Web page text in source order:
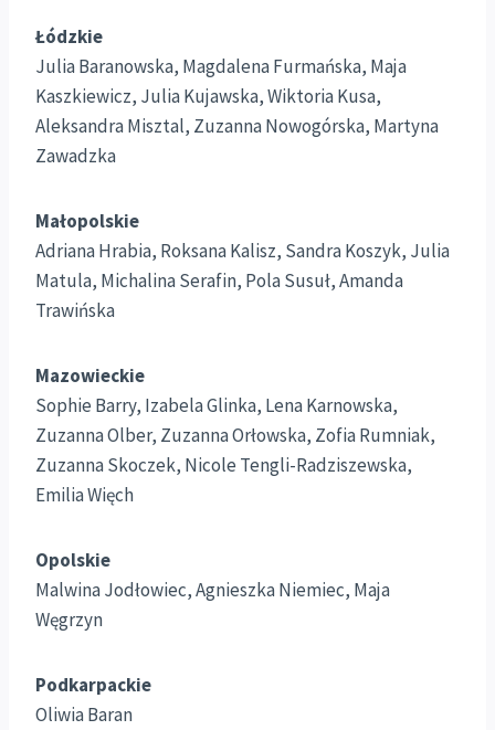
Łódzkie
Julia Baranowska, Magdalena Furmańska, Maja
Kaszkiewicz, Julia Kujawska, Wiktoria Kusa,
Aleksandra Misztal, Zuzanna Nowogórska, Martyna
Zawadzka
Małopolskie
Adriana Hrabia, Roksana Kalisz, Sandra Koszyk, Julia
Matula, Michalina Serafin, Pola Susuł, Amanda
Trawińska
Mazowieckie
Sophie Barry, Izabela Glinka, Lena Karnowska,
Zuzanna Olber, Zuzanna Orłowska, Zofia Rumniak,
Zuzanna Skoczek, Nicole Tengli-Radziszewska,
Emilia Więch
Opolskie
Malwina Jodłowiec, Agnieszka Niemiec, Maja
Węgrzyn
Podkarpackie
Oliwia Baran